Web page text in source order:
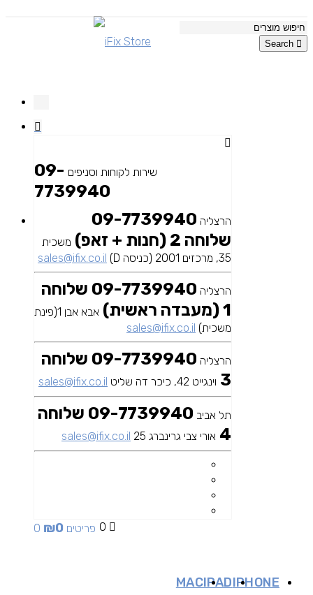
Search
שירות לקוחות וסניפים 09-
7739940
הרצליה 09-7739940
שלוחה 2 (חנות + זאפ)
משכית
35, מרכזים 2001 (כניסה D)
sales@ifix.co.il
הרצליה
09-7739940 שלוחה
1 (מעבדה ראשית)
אבא אבן 1(פינת
משכית) sales@ifix.co.il
הרצליה
09-7739940 שלוחה
3 וינגייט 42, כיכר דה שליט sales@ifix.co.il
תל אביב
09-7739940 שלוחה
4 אורי צבי גרינברג 25 sales@ifix.co.il
0 0 פריטים ₪0
IPHONE
IPAD
MAC